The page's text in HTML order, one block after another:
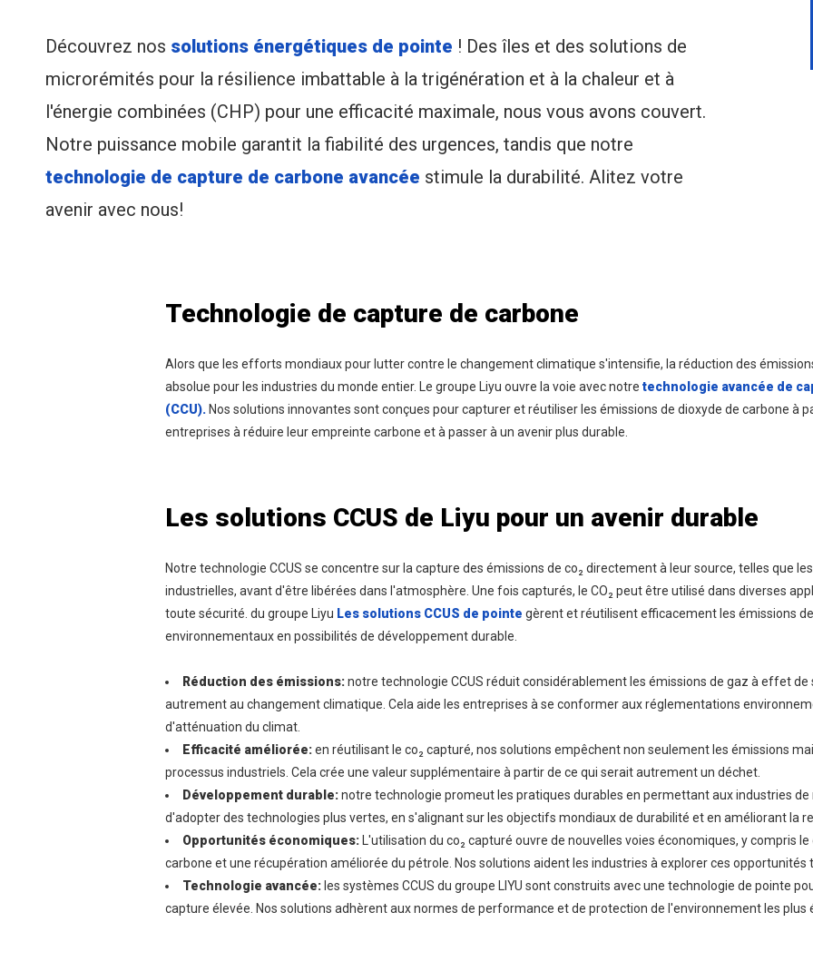
Découvrez nos solutions énergétiques de pointe ! Des îles et des solutions de
microrémités pour la résilience imbattable à la trigénération et à la chaleur et à
l'énergie combinées (CHP) pour une efficacité maximale, nous vous avons couvert.
Notre puissance mobile garantit la fiabilité des urgences, tandis que notre
technologie de capture de carbone avancée stimule la durabilité. Alitez votre
avenir avec nous!
Technologie de capture de carbone
Alors que les efforts mondiaux pour lutter contre le changement climatique s'intensifie, la réduction des
absolue pour les industries du monde entier. Le groupe Liyu ouvre la voie avec notre technologie avancée de
(CCU). Nos solutions innovantes sont conçues pour capturer et réutiliser les émissions de dioxyde de carbone à
entreprises à réduire leur empreinte carbone et à passer à un avenir plus durable.
Les solutions CCUS de Liyu pour un avenir durable
Notre technologie CCUS se concentre sur la capture des émissions de co₂ directement à leur source, telles que
industrielles, avant d'être libérées dans l'atmosphère. Une fois capturés, le CO₂ peut être utilisé dans diverses
toute sécurité. du groupe Liyu Les solutions CCUS de pointe gèrent et réutilisent efficacement les émissions
environnementaux en possibilités de développement durable.
Réduction des émissions:notre technologie CCUS réduit considérablement les émissions de gaz à effet
autrement au changement climatique. Cela aide les entreprises à se conformer aux réglementations
d'atténuation du climat.
Efficacité améliorée:en réutilisant le co₂ capturé, nos solutions empêchent non seulement les émissions
processus industriels. Cela crée une valeur supplémentaire à partir de ce qui serait autrement un déchet.
Développement durable:notre technologie promeut les pratiques durables en permettant aux industries
d'adopter des technologies plus vertes, en s'alignant sur les objectifs mondiaux de durabilité et en améliorant la
Opportunités économiques:
L'utilisation du co₂ capturé ouvre de nouvelles voies économiques, y compris
carbone et une récupération améliorée du pétrole. Nos solutions aident les industries à explorer ces opportunités
Technologie avancée: les systèmes CCUS du groupe LIYU sont construits avec une technologie de pointe
capture élevée. Nos solutions adhèrent aux normes de performance et de protection de l'environnement les plus